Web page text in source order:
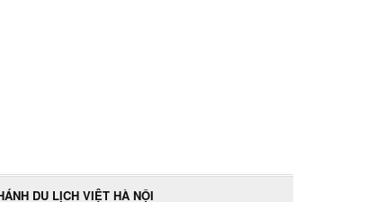
DU LỊCH VIỆT HÀ NỘI